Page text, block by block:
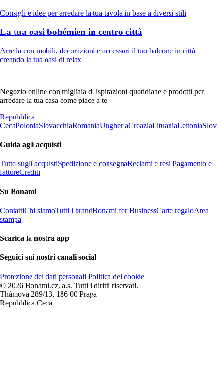
Consigli e idee per arredare la tua tavola in base a diversi stili
La tua oasi bohémien in centro città
Arreda con mobili, decorazioni e accessori il tuo balcone in città
creando la tua oasi di relax
Negozio online con migliaia di ispirazioni quotidiane e prodotti per
arredare la tua casa come piace a te.
Repubblica
CecaPoloniaSlovacchiaRomaniaUngheriaCroaziaLituaniaLettonia
Guida agli acquisti
Tutto sugli acquistiSpedizione e consegnaReclami e resi Pagamento e
fattureCrediti
Su Bonami
ContattiChi siamoTutti i brandBonami for BusinessCarte regaloArea
stampa
Scarica la nostra app
Seguici sui nostri canali social
Protezione dei dati personali Politica dei cookie
© 2026 Bonami.cz, a.s. Tutti i diritti riservati.
Thámova 289/13, 186 00 Praga
Repubblica Ceca